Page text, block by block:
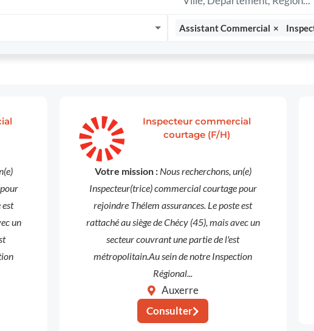
Assistant Commercial ×
est
un
Inspecteur commercial
courtage (F/H)
Votre mission : Nous recherchons, un(e)
Inspecteur(trice) commercial courtage pour
rejoindre Thélem assurances. Le poste est
rattaché au siège de Chécy (45), mais avec un
secteur couvrant une partie de l'est
métropolitain.Au sein de notre Inspection
Régional...
Auxerre
Consulter